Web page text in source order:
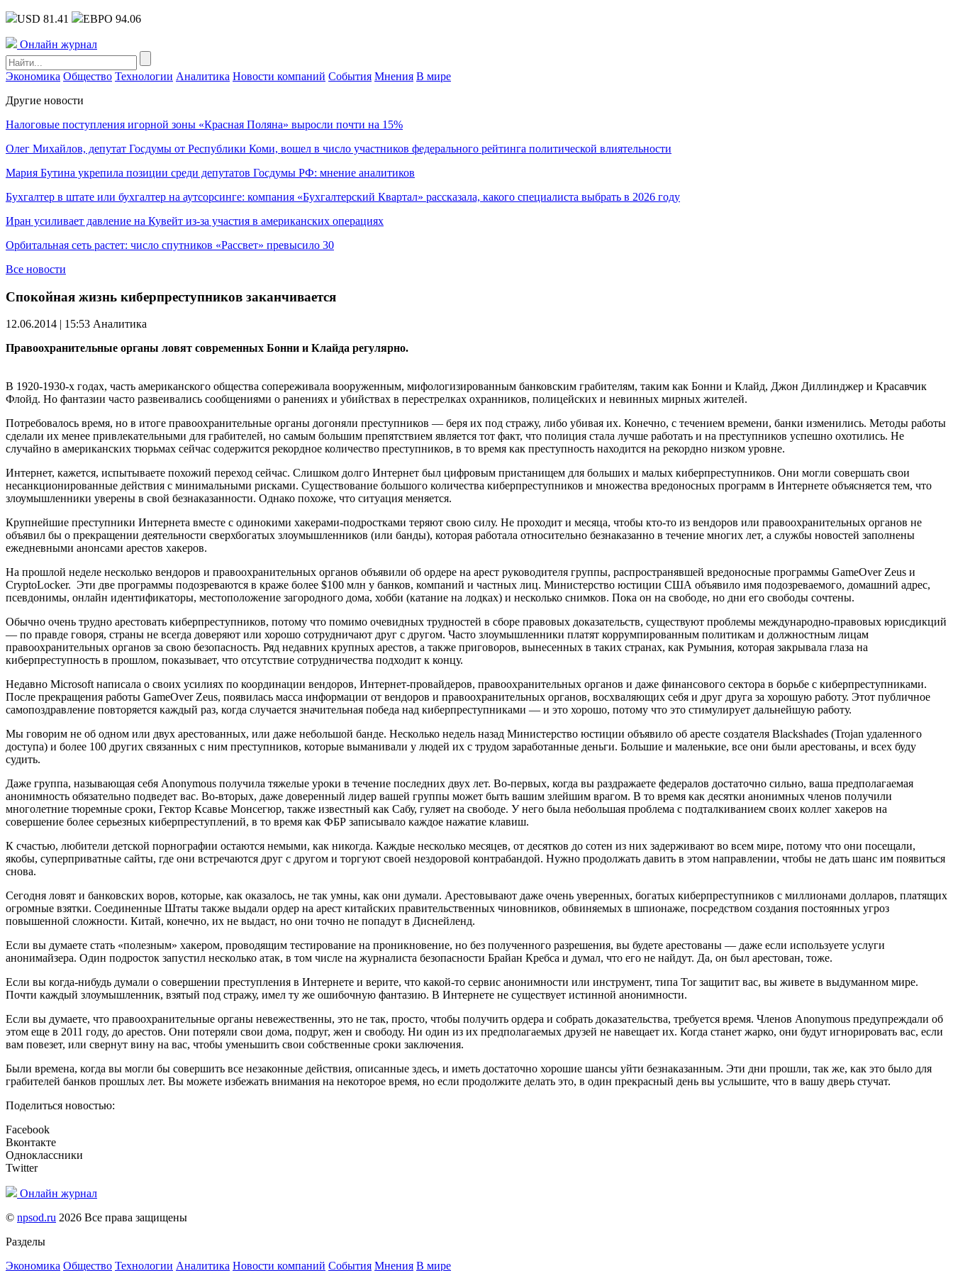
USD 81.41 ЕВРО 94.06
Онлайн журнал
Экономика Общество Технологии Аналитика Новости компаний События Мнения В мире
Другие новости
Налоговые поступления игорной зоны «Красная Поляна» выросли почти на 15%
Олег Михайлов, депутат Госдумы от Республики Коми, вошел в число участников федерального рейтинга политической влиятельности
Мария Бутина укрепила позиции среди депутатов Госдумы РФ: мнение аналитиков
Бухгалтер в штате или бухгалтер на аутсорсинге: компания «Бухгалтерский Квартал» рассказала, какого специалиста выбрать в 2026 году
Иран усиливает давление на Кувейт из-за участия в американских операциях
Орбитальная сеть растет: число спутников «Рассвет» превысило 30
Все новости
Спокойная жизнь киберпреступников заканчивается
12.06.2014 | 15:53 Аналитика
Правоохранительные органы ловят современных Бонни и Клайда регулярно.
В 1920-1930-х годах, часть американского общества сопереживала вооруженным, мифологизированным банковским грабителям, таким как Бонни и Клайд, Джон Диллинджер и Красавчик
Флойд. Но фантазии часто развеивались сообщениями о ранениях и убийствах в перестрелках охранников, полицейских и невинных мирных жителей.
Потребовалось время, но в итоге правоохранительные органы догоняли преступников — беря их под стражу, либо убивая их. Конечно, с течением времени, банки изменились. Методы работы
сделали их менее привлекательными для грабителей, но самым большим препятствием является тот факт, что полиция стала лучше работать и на преступников успешно охотились. Не
случайно в американских тюрьмах сейчас содержится рекордное количество преступников, в то время как преступность находится на рекордно низком уровне.
Интернет, кажется, испытываете похожий переход сейчас. Слишком долго Интернет был цифровым пристанищем для больших и малых киберпреступников. Они могли совершать свои
несанкционированные действия с минимальными рисками. Существование большого количества киберпреступников и множества вредоносных программ в Интернете объясняется тем, что
злоумышленники уверены в свой безнаказанности. Однако похоже, что ситуация меняется.
Крупнейшие преступники Интернета вместе с одинокими хакерами-подростками теряют свою силу. Не проходит и месяца, чтобы кто-то из вендоров или правоохранительных органов не
объявил бы о прекращении деятельности сверхбогатых злоумышленников (или банды), которая работала относительно безнаказанно в течение многих лет, а службы новостей заполнены
ежедневными анонсами арестов хакеров.
На прошлой неделе несколько вендоров и правоохранительных органов объявили об ордере на арест руководителя группы, распространявшей вредоносные программы GameOver Zeus и
CryptoLocker. Эти две программы подозреваются в краже более $100 млн у банков, компаний и частных лиц. Министерство юстиции США объявило имя подозреваемого, домашний адрес,
псевдонимы, онлайн идентификаторы, местоположение загородного дома, хобби (катание на лодках) и несколько снимков. Пока он на свободе, но дни его свободы сочтены.
Обычно очень трудно арестовать киберпреступников, потому что помимо очевидных трудностей в сборе правовых доказательств, существуют проблемы международно-правовых юрисдикций
— по правде говоря, страны не всегда доверяют или хорошо сотрудничают друг с другом. Часто злоумышленники платят коррумпированным политикам и должностным лицам
правоохранительных органов за свою безопасность. Ряд недавних крупных арестов, а также приговоров, вынесенных в таких странах, как Румыния, которая закрывала глаза на
киберпреступность в прошлом, показывает, что отсутствие сотрудничества подходит к концу.
Недавно Microsoft написала о своих усилиях по координации вендоров, Интернет-провайдеров, правоохранительных органов и даже финансового сектора в борьбе с киберпреступниками.
После прекращения работы GameOver Zeus, появилась масса информации от вендоров и правоохранительных органов, восхваляющих себя и друг друга за хорошую работу. Этот публичное
самопоздравление повторяется каждый раз, когда случается значительная победа над киберпреступниками — и это хорошо, потому что это стимулирует дальнейшую работу.
Мы говорим не об одном или двух арестованных, или даже небольшой банде. Несколько недель назад Министерство юстиции объявило об аресте создателя Blackshades (Trojan удаленного
доступа) и более 100 других связанных с ним преступников, которые выманивали у людей их с трудом заработанные деньги. Большие и маленькие, все они были арестованы, и всех буду
судить.
Даже группа, называющая себя Anonymous получила тяжелые уроки в течение последних двух лет. Во-первых, когда вы раздражаете федералов достаточно сильно, ваша предполагаемая
анонимность обязательно подведет вас. Во-вторых, даже доверенный лидер вашей группы может быть вашим злейшим врагом. В то время как десятки анонимных членов получили
многолетние тюремные сроки, Гектор Ксавье Монсегюр, также известный как Сабу, гуляет на свободе. У него была небольшая проблема с подталкиванием своих коллег хакеров на
совершение более серьезных киберпреступлений, в то время как ФБР записывало каждое нажатие клавиш.
К счастью, любители детской порнографии остаются немыми, как никогда. Каждые несколько месяцев, от десятков до сотен из них задерживают во всем мире, потому что они посещали,
якобы, суперприватные сайты, где они встречаются друг с другом и торгуют своей нездоровой контрабандой. Нужно продолжать давить в этом направлении, чтобы не дать шанс им появиться
снова.
Сегодня ловят и банковских воров, которые, как оказалось, не так умны, как они думали. Арестовывают даже очень уверенных, богатых киберпреступников с миллионами долларов, платящих
огромные взятки. Соединенные Штаты также выдали ордер на арест китайских правительственных чиновников, обвиняемых в шпионаже, посредством создания постоянных угроз
повышенной сложности. Китай, конечно, их не выдаст, но они точно не попадут в Диснейленд.
Если вы думаете стать «полезным» хакером, проводящим тестирование на проникновение, но без полученного разрешения, вы будете арестованы — даже если используете услуги
анонимайзера. Один подросток запустил несколько атак, в том числе на журналиста безопасности Брайан Кребса и думал, что его не найдут. Да, он был арестован, тоже.
Если вы когда-нибудь думали о совершении преступления в Интернете и верите, что какой-то сервис анонимности или инструмент, типа Tor защитит вас, вы живете в выдуманном мире.
Почти каждый злоумышленник, взятый под стражу, имел ту же ошибочную фантазию. В Интернете не существует истинной анонимности.
Если вы думаете, что правоохранительные органы невежественны, это не так, просто, чтобы получить ордера и собрать доказательства, требуется время. Членов Anonymous предупреждали об
этом еще в 2011 году, до арестов. Они потеряли свои дома, подруг, жен и свободу. Ни один из их предполагаемых друзей не навещает их. Когда станет жарко, они будут игнорировать вас, если
вам повезет, или свернут вину на вас, чтобы уменьшить свои собственные сроки заключения.
Были времена, когда вы могли бы совершить все незаконные действия, описанные здесь, и иметь достаточно хорошие шансы уйти безнаказанным. Эти дни прошли, так же, как это было для
грабителей банков прошлых лет. Вы можете избежать внимания на некоторое время, но если продолжите делать это, в один прекрасный день вы услышите, что в вашу дверь стучат.
Поделиться новостью:
Facebook
Вконтакте
Одноклассники
Twitter
Онлайн журнал
© npsod.ru 2026 Все права защищены
Разделы
Экономика Общество Технологии Аналитика Новости компаний События Мнения В мире